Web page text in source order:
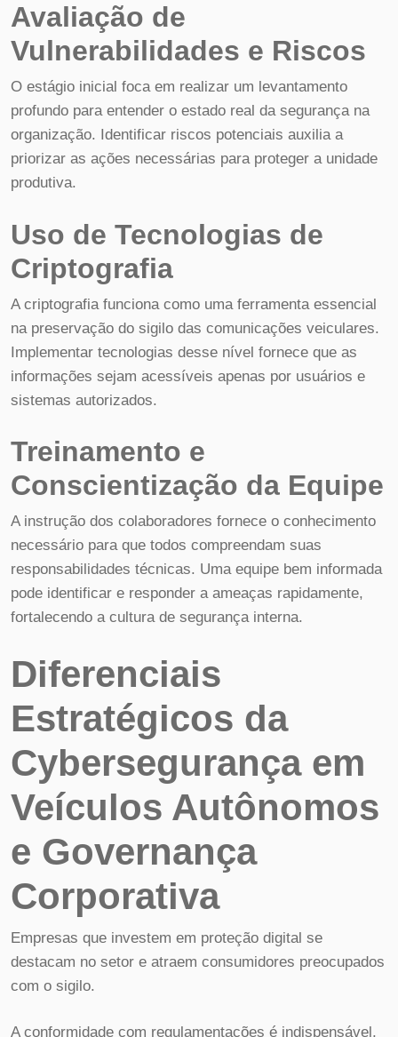
Avaliação de
Vulnerabilidades e Riscos
O estágio inicial foca em realizar um levantamento
profundo para entender o estado real da segurança na
organização. Identificar riscos potenciais auxilia a
priorizar as ações necessárias para proteger a unidade
produtiva.
Uso de Tecnologias de
Criptografia
A criptografia funciona como uma ferramenta essencial
na preservação do sigilo das comunicações veiculares.
Implementar tecnologias desse nível fornece que as
informações sejam acessíveis apenas por usuários e
sistemas autorizados.
Treinamento e
Conscientização da Equipe
A instrução dos colaboradores fornece o conhecimento
necessário para que todos compreendam suas
responsabilidades técnicas. Uma equipe bem informada
pode identificar e responder a ameaças rapidamente,
fortalecendo a cultura de segurança interna.
Diferenciais
Estratégicos da
Cybersegurança em
Veículos Autônomos
e Governança
Corporativa
Empresas que investem em proteção digital se
destacam no setor e atraem consumidores preocupados
com o sigilo.
A conformidade com regulamentações é indispensável,